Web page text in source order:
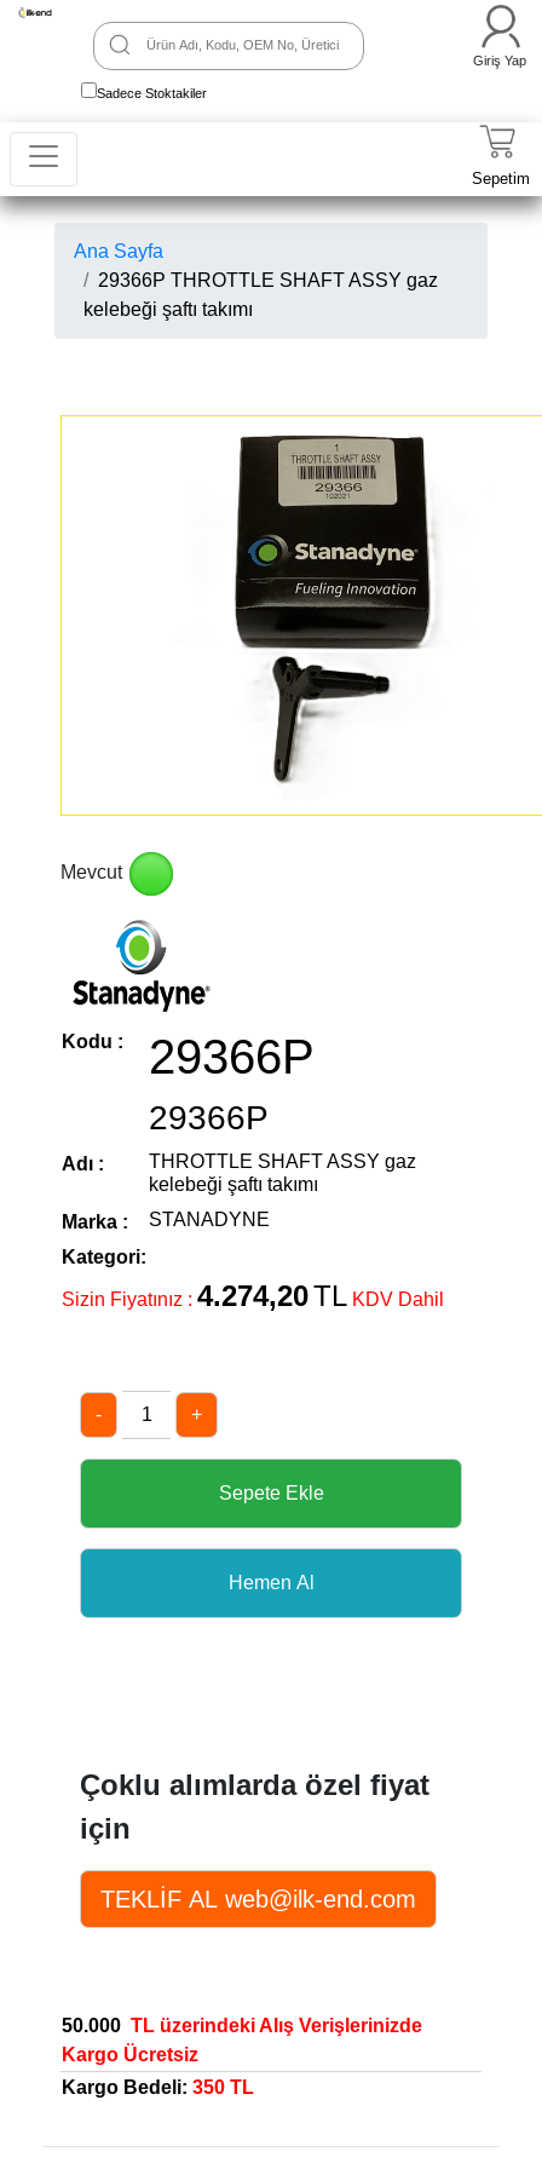
Sadece Stoktakiler
Giriş Yap
Sepetim
Ana Sayfa
29366P THROTTLE SHAFT ASSY gaz
kelebeği şaftı takımı
Mevcut
Kodu : 29366P
29366P
Adı :
THROTTLE SHAFT ASSY gaz
kelebeği şaftı takımı
Marka :
STANADYNE
Kategori:
Sizin Fiyatınız : 4.274,20TL KDV Dahil
- +
Çoklu alımlarda özel fiyat
için
50.000 TL üzerindeki Alış Verişlerinizde
Kargo Ücretsiz
Kargo Bedeli: 350 TL